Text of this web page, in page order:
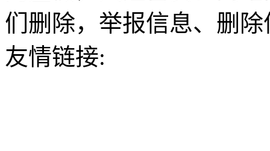
们删除，举报信息、删
友情链接: